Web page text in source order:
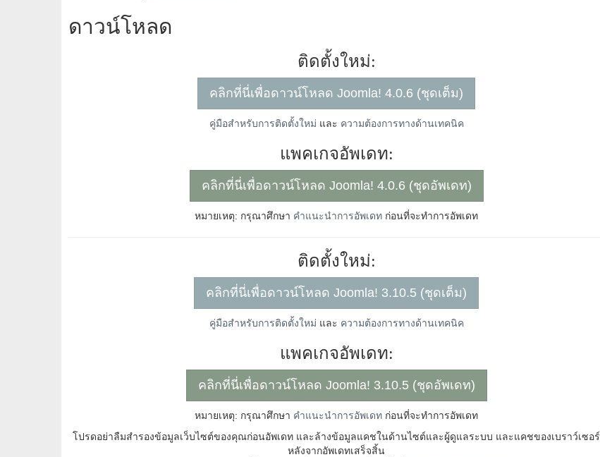
ดาวน์โหลด
ติดตั้งใหม่:
คลิกที่นี่เพื่อดาวน์โหลด Joomla! 4.0.6 (ชุดเต็ม)
คู่มือสำหรับการติดตั้งใหม่ และ ความต้องการทางด้านเทคนิค
แพคเกจอัพเดท:
คลิกที่นี่เพื่อดาวน์โหลด Joomla! 4.0.6 (ชุดอัพเดท)
หมายเหตุ: กรุณาศึกษา คำแนะนำการอัพเดท ก่อนที่จะทำการอัพเดท
ติดตั้งใหม่:
คลิกที่นี่เพื่อดาวน์โหลด Joomla! 3.10.5 (ชุดเต็ม)
คู่มือสำหรับการติดตั้งใหม่ และ ความต้องการทางด้านเทคนิค
แพคเกจอัพเดท:
คลิกที่นี่เพื่อดาวน์โหลด Joomla! 3.10.5 (ชุดอัพเดท)
หมายเหตุ: กรุณาศึกษา คำแนะนำการอัพเดท ก่อนที่จะทำการอัพเดท
โปรดอย่าลืมสำรองข้อมูลเว็บไซต์ของคุณก่อนอัพเดท และล้างข้อมูลแคชในด้านไซต์และผู้ดูแลระบบ และแคชของเบราว์เซอร์
หลังจากอัพเดทเสร็จสิ้น